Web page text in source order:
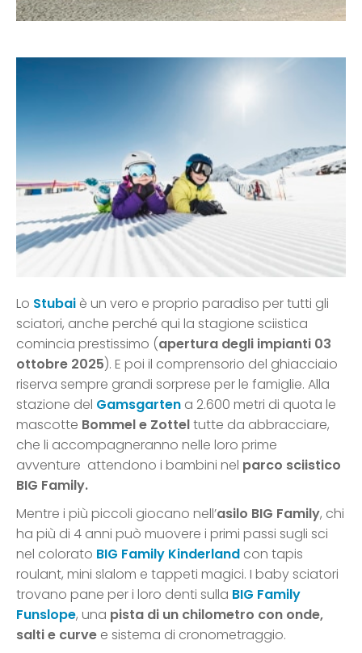
Lo Stubai è un vero e proprio paradiso per tutti gli
sciatori, anche perché qui la stagione sciistica
comincia prestissimo (apertura degli impianti 03
ottobre 2025). E poi il comprensorio del ghiacciaio
riserva sempre grandi sorprese per le famiglie. Alla
stazione del Gamsgarten a 2.600 metri di quota le
mascotte Bommel e Zotteltutte da abbracciare,
che li accompagneranno nelle loro prime
avventure attendono i bambini nel parco sciistico
BIG Family.
Mentre i più piccoli giocano nell’asilo BIG Family, chi
ha più di 4 anni può muovere i primi passi sugli sci
nel colorato BIG Family Kinderland con tapis
roulant, mini slalom e tappeti magici. I baby sciatori
trovano pane per i loro denti sulla BIG Family
Funslope, una pista di un chilometro con onde,
salti e curve e sistema di cronometraggio.